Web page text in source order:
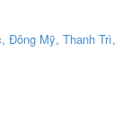
Đông Mỹ, Thanh Trì,